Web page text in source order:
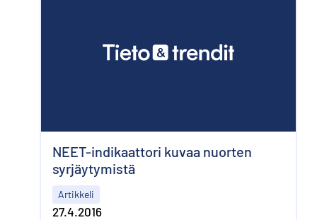
NEET-indikaattori kuvaa nuorten
syrjäytymistä
Artikkeli
27.4.2016